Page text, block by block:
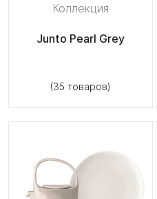
Коллекция
Junto Pearl Grey
(35 товаров)